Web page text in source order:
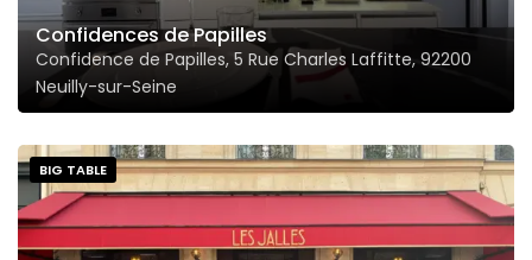
Confidences de Papilles
Confidence de Papilles, 5 Rue Charles Laffitte, 92200
Neuilly-sur-Seine
BIG TABLE